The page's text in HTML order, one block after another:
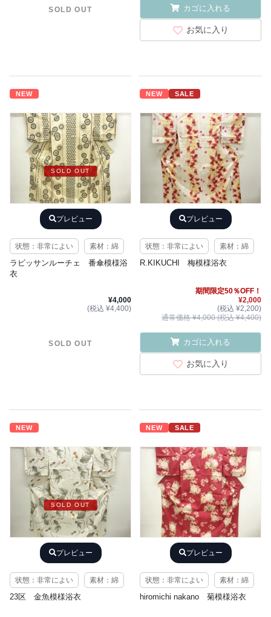
SOLD OUT カゴに入れる
お気に入り
NEW
SOLD OUT
プレビュー
状態：非常によい 素材：綿
ラビッサンルーチェ 番傘模様浴
衣
¥4,000
(税込 ¥4,400)
SOLD OUT
NEW SALE
プレビュー
状態：非常によい 素材：綿
R.KIKUCHI 梅模様浴衣
期間限定50％OFF！
¥2,000
(税込 ¥2,200)
通常価格 ¥4,000 (税込 ¥4,400)
カゴに入れる
お気に入り
NEW
SOLD OUT
プレビュー
状態：非常によい 素材：綿
23区 金魚模様浴衣
NEW SALE
プレビュー
状態：非常によい 素材：綿
hiromichi nakano 菊模様浴衣